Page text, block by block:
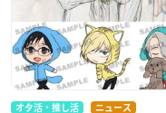
オタ活・推し活 ニュース